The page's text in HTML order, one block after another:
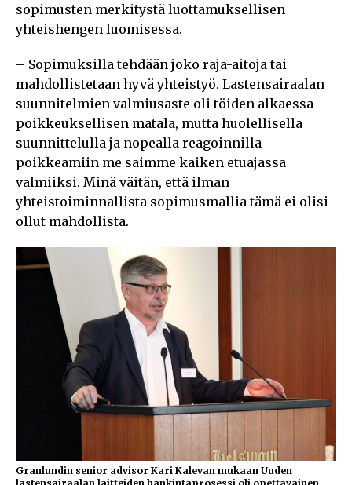
sopimusten merkitystä luottamuksellisen
yhteishengen luomisessa.
– Sopimuksilla tehdään joko raja-aitoja tai
mahdollistetaan hyvä yhteistyö. Lastensairaalan
suunnitelmien valmiusaste oli töiden alkaessa
poikkeuksellisen matala, mutta huolellisella
suunnittelulla ja nopealla reagoinnilla
poikkeamiin me saimme kaiken etuajassa
valmiiksi. Minä väitän, että ilman
yhteistoiminnallista sopimusmallia tämä ei olisi
ollut mahdollista.
Granlundin senior advisor Kari Kalevan mukaan Uuden